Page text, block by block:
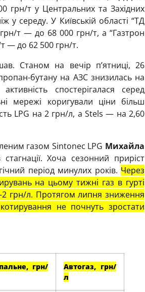
грн/т у Центральних та Західних
середу. У Київській області “ТД
т — до 68 000 грн/т, а “Газтрон
т — до 62 500 грн/т.
Станом на вечір п’ятниці, 26
бутану на АЗС знизилась на
спостерігалася серед
мережі коригували ціни більш
LPG на 2 грн/л, а Stels — на 2,60
газом Sintonec LPG Михайла
Хоча сезонний приріст
період минулих років. Через
на цьому тижні газ в гурті
грн/л. Протягом липня зниження
не почнуть зростати
грн/
Автогаз, грн/
л